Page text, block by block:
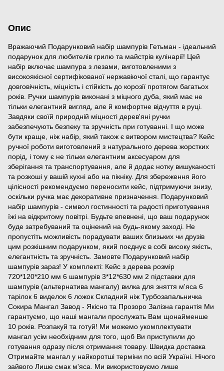
Опис
Вражаючий Подарунковий набір шампурів Гетьман - ідеальний
подарунок для любителів грилю та майстрів кулінарії! Цей
набір включає шампура з лезами, виготовленими з
високоякісної сертифікованої нержавіючої сталі, що гарантує
довговічність, міцність і стійкість до корозії протягом багатьох
років. Ручки шампурів виконані з міцного дуба, який має не
тільки елегантний вигляд, але й комфортне відчуття в руці.
Завдяки своїй природній міцності дерев'яні ручки
забезпечують безпеку та зручність при готуванні. І що може
бути краще, ніж набір, який також є витвором мистецтва? Кейс
ручної роботи виготовлений з натурального дерева жорстких
порід, і тому є не тільки елегантним аксесуаром для
зберігання та транспортування, але й додає нотку вишуканості
та розкоші у вашій кухні або на пікніку. Для збереження його
цілісності рекомендуємо переносити кейс, підтримуючи знизу,
оскільки ручка має декоративне призначення. Подарунковий
набір шампурів - символ гостинності та радості приготування
їжі на відкритому повітрі. Будьте впевнені, що ваш подарунок
буде затребуваний та оцінений на будь-якому заході. Не
пропустіть можливість порадувати ваших близьких чи друзів
цим розкішним подарунком, який поєднує в собі високу якість,
елегантність та зручність. Замовте Подарунковий набір
шампурів зараз! У комплекті: Кейс з дерева розмір
720*120*210 мм 6 шампурів 3*12*630 мм 2 підставки для
шампурів (альтернатива мангалу) вилка для зняття м'яса 6
тарілок 6 виделок 6 ложок Складний ніж Турбозапальничка
Сокира Мангал Завод - Якісно та Прозоро Залізна гарантія Ми
гарантуємо, що наші мангали прослужать Вам щонайменше
10 років. Розпакуй та готуй! Ми можемо укомплектувати
мангал усім необхідним для того, щоб Ви приступили до
готування одразу після отримання товару. Швидка доставка
Отримайте мангал у найкоротші терміни по всій Україні. Нічого
зайвого Лише смак м'яса. Ми використовуємо лише